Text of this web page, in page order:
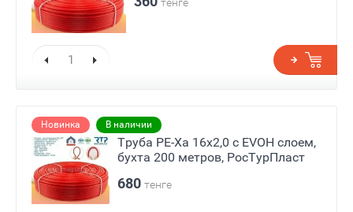
Новинка В наличии
Труба PE-Xa 16х2,0 с EVOH слоем,
бухта 200 метров, РосТурПласт
680 тенге